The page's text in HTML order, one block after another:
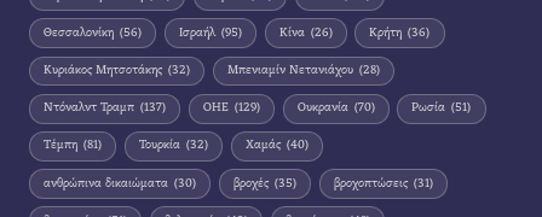
Θεσσαλονίκη (56) Ισραήλ (95) Κίνα (26) Κρήτη (36)
Κυριάκος Μητσοτάκης (32) Μπενιαμίν Νετανιάχου (28)
Ντόναλντ Τραμπ (137) ΟΗΕ (129) Ουκρανία (70) Ρωσία (51)
Τέμπη (81) Τουρκία (32) Χαμάς (40)
ανθρώπινα δικαιώματα (30) βροχές (35) βροχοπτώσεις (31)